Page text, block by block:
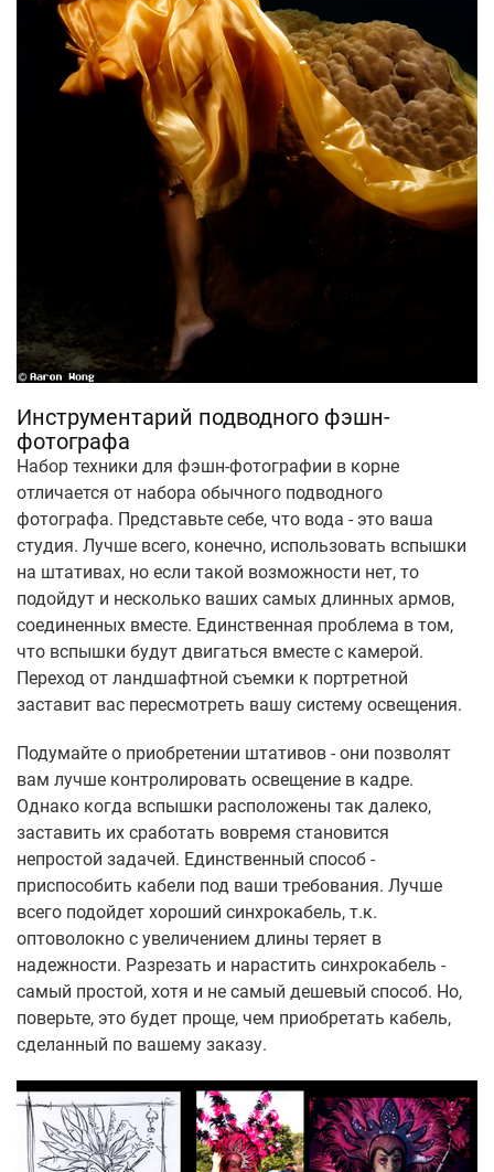
Инструментарий подводного фэшн-
фотографа
Набор техники для фэшн-фотографии в корне
отличается от набора обычного подводного
фотографа. Представьте себе, что вода - это ваша
студия. Лучше всего, конечно, использовать вспышки
на штативах, но если такой возможности нет, то
подойдут и несколько ваших самых длинных армов,
соединенных вместе. Единственная проблема в том,
что вспышки будут двигаться вместе с камерой.
Переход от ландшафтной съемки к портретной
заставит вас пересмотреть вашу систему освещения.
Подумайте о приобретении штативов - они позволят
вам лучше контролировать освещение в кадре.
Однако когда вспышки расположены так далеко,
заставить их сработать вовремя становится
непростой задачей. Единственный способ -
приспособить кабели под ваши требования. Лучше
всего подойдет хороший синхрокабель, т.к.
оптоволокно с увеличением длины теряет в
надежности. Разрезать и нарастить синхрокабель -
самый простой, хотя и не самый дешевый способ. Но,
поверьте, это будет проще, чем приобретать кабель,
сделанный по вашему заказу.